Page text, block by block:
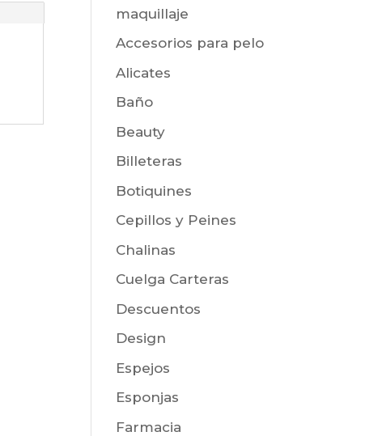
maquillaje
Accesorios para pelo
Alicates
Baño
Beauty
Billeteras
Botiquines
Cepillos y Peines
Chalinas
Cuelga Carteras
Descuentos
Design
Espejos
Esponjas
Farmacia